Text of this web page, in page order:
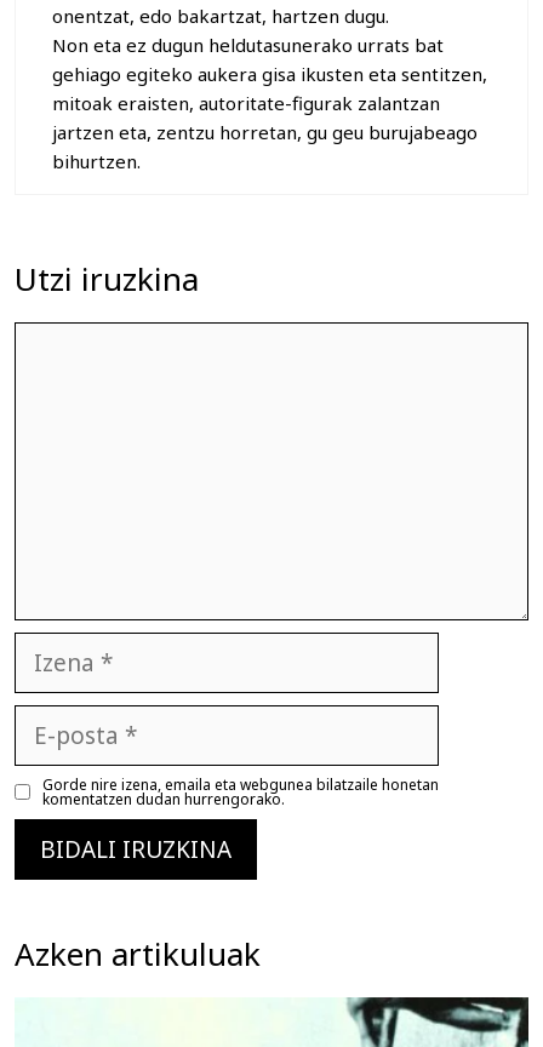
onentzat, edo bakartzat, hartzen dugu.
Non eta ez dugun heldutasunerako urrats bat
gehiago egiteko aukera gisa ikusten eta sentitzen,
mitoak eraisten, autoritate-figurak zalantzan
jartzen eta, zentzu horretan, gu geu burujabeago
bihurtzen.
Utzi iruzkina
posta
Gorde nire izena, emaila eta webgunea bilatzaile honetan
komentatzen dudan hurrengorako.
Azken artikuluak